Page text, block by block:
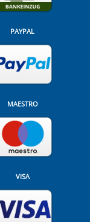
PAYPAL
MAESTRO
VISA